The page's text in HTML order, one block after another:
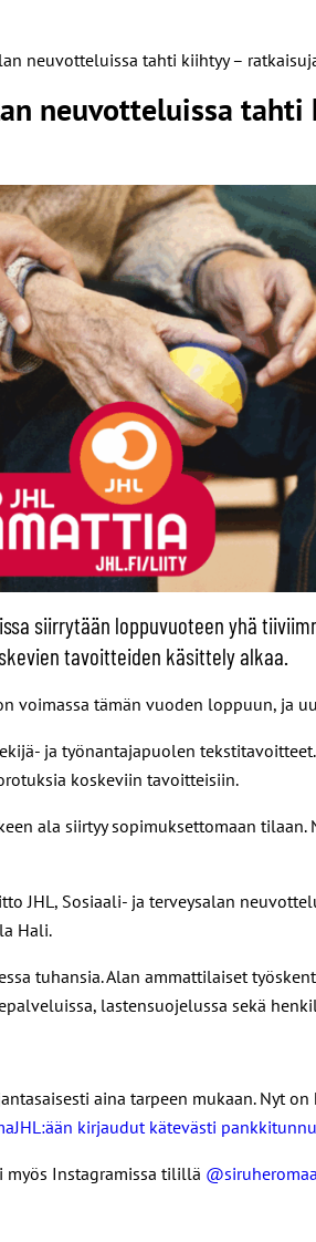
neuvotteluissa tahti kiihtyy –
neuvotteluissa
siirrytään loppuvuoteen yhä
tavoitteiden käsittely alkaa.
voimassa tämän vuoden loppuun, ja
ja työnantajapuolen
koskeviin tavoitteisiin.
ala siirtyy sopimuksettomaan
JHL, Sosiaali- ja terveysalan
Hali.
tuhansia. Alan ammattilaiset
lastensuojelussa sekä
aina tarpeen mukaan. Nyt
kirjaudut kätevästi
myös Instagramissa tilillä